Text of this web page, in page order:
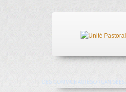
DES COMMUNAUTÉSORGANISÉES...